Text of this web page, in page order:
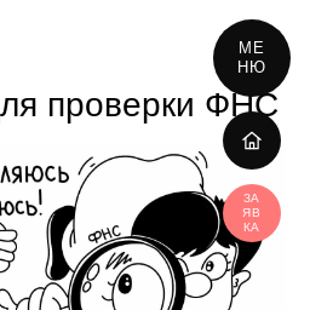
проверки ФНС
МЕ
НЮ
ЗА
ЯВ
КА